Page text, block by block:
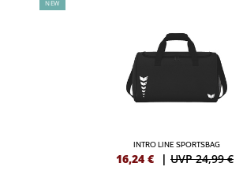
NEW
INTRO LINE SPORTSBAG
16,24 € | UVP 24,99 €